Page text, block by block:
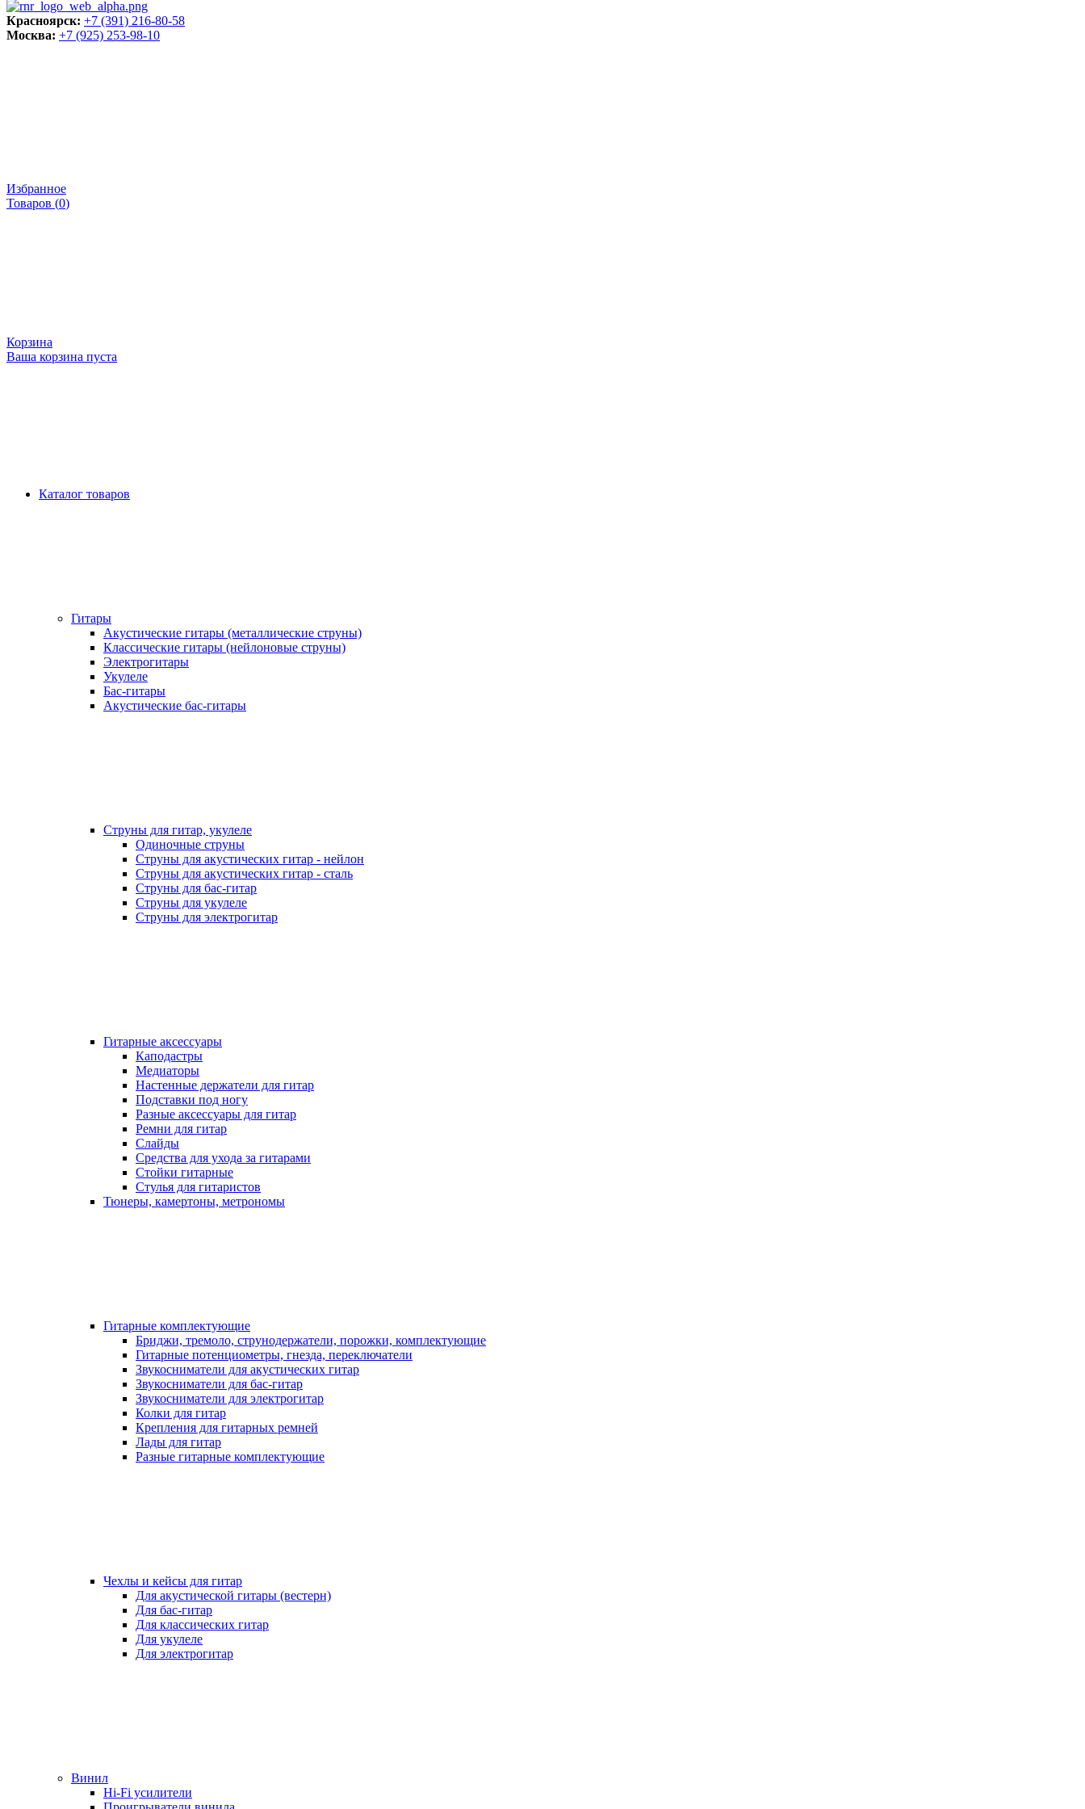
Красноярск: +7 (391) 216-80-58
Москва: +7 (925) 253-98-10
Избранное
Товаров (0)
Корзина
Ваша корзина пуста
Каталог товаров
Гитары
Акустические гитары (металлические струны)
Классические гитары (нейлоновые струны)
Электрогитары
Укулеле
Бас-гитары
Акустические бас-гитары
Струны для гитар, укулеле
Одиночные струны
Струны для акустических гитар - нейлон
Струны для акустических гитар - сталь
Струны для бас-гитар
Струны для укулеле
Струны для электрогитар
Гитарные аксессуары
Каподастры
Медиаторы
Настенные держатели для гитар
Подставки под ногу
Разные аксессуары для гитар
Ремни для гитар
Слайды
Средства для ухода за гитарами
Стойки гитарные
Стулья для гитаристов
Тюнеры, камертоны, метрономы
Гитарные комплектующие
Бриджи, тремоло, струнодержатели, порожки, комплектующие
Гитарные потенциометры, гнезда, переключатели
Звукосниматели для акустических гитар
Звукосниматели для бас-гитар
Звукосниматели для электрогитар
Колки для гитар
Крепления для гитарных ремней
Лады для гитар
Разные гитарные комплектующие
Чехлы и кейсы для гитар
Для акустической гитары (вестерн)
Для бас-гитар
Для классических гитар
Для укулеле
Для электрогитар
Винил
Hi-Fi усилители